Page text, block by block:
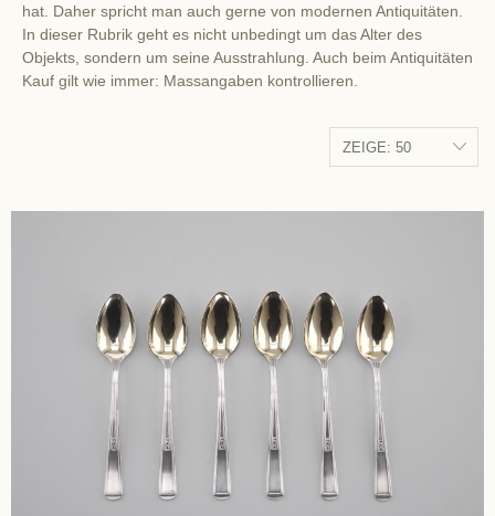
hat. Daher spricht man auch gerne von modernen Antiquitäten.
In dieser Rubrik geht es nicht unbedingt um das Alter des
Objekts, sondern um seine Ausstrahlung. Auch beim Antiquitäten
Kauf gilt wie immer: Massangaben kontrollieren.